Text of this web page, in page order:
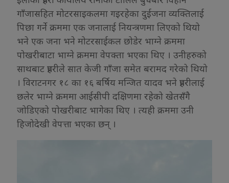
गाँजासहित मोटरसाइकलमा गइरहेका दुईजना व्यक्तिलाई
पिछा गर्ने क्रममा एक जनालाई नियन्त्रणमा लिएको थियो
भने एक जना भने मोटरसाईकल छोडेर भाग्ने क्रममा
पोखरीबाटा भाग्ने क्रममा वेपक्ता भएका थिए । उनीहरुको
साथबाट प्रहरीले सात केजी गाँजा समेत बरामद गरेको थियो
। विराटनगर १८ का १६ बर्षिय मन्जित यादव भने प्रहरीलाई
छलेर भाग्ने क्रममा आईसीपी दक्षिणमा रहेको खेतसँगै
जोडिएको पोखरीबाट भागेका थिए । त्यही क्रममा उनी
हिजोदेखी वेपत्ता भएका छन् ।